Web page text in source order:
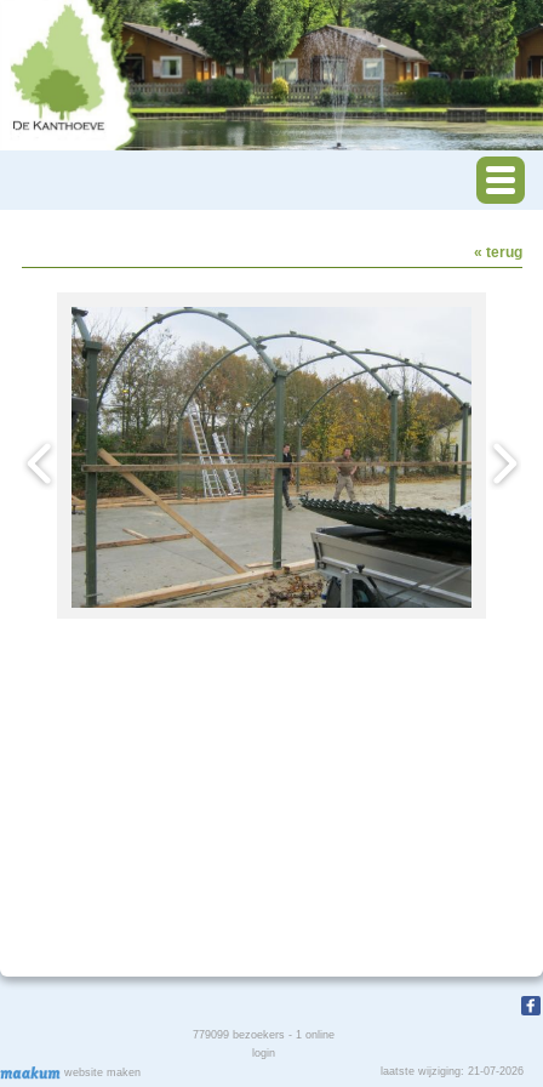
« terug
website maken
779099bezoekers - 1 online
login
laatste wijziging: 21-07-2026